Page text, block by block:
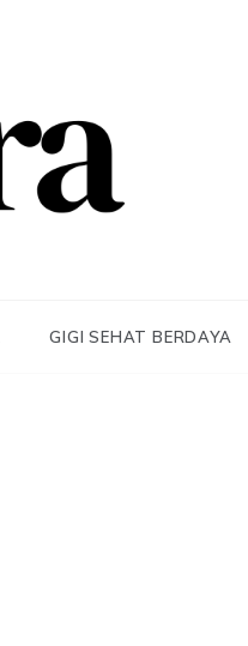
GIGI SEHAT BERDAYA